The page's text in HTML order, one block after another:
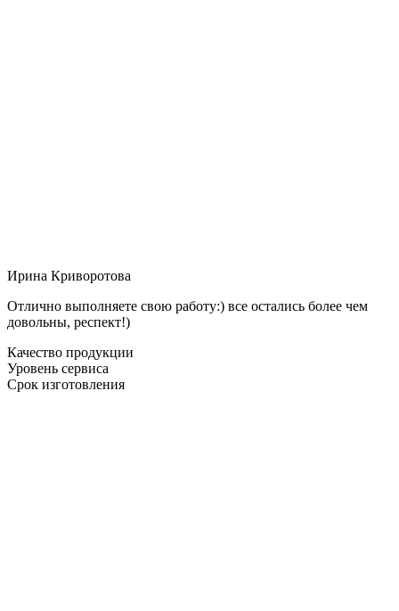
Ирина Криворотова
Отлично выполняете свою работу:) все остались более чем
довольны, респект!)
Качество продукции
Уровень сервиса
Срок изготовления